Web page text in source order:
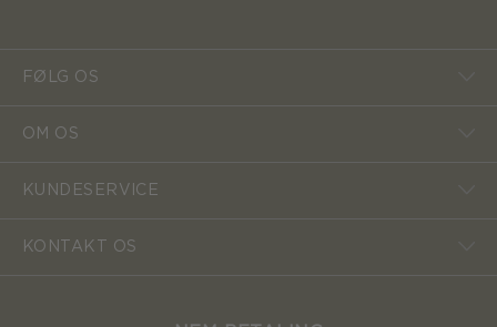
FØLG OS
OM OS
KUNDESERVICE
KONTAKT OS